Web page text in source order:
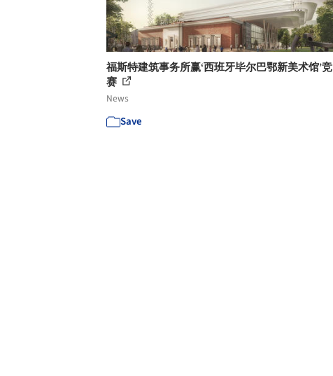
福斯特建筑事务所赢‘西班牙毕尔巴鄂新美术馆’竞
赛
News
Save